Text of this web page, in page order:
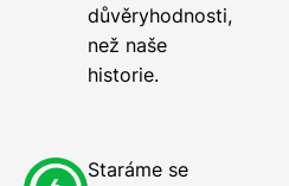
důvěryhodnosti,
než naše
historie.
Staráme se